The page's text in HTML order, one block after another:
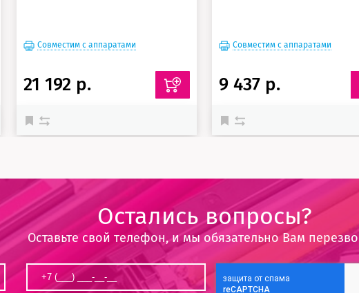
Совместим с аппаратами
21 192 р.
Совместим с аппаратами
9 437 р.
Остались вопросы?
Оставьте свой телефон, и мы обязательно Вам